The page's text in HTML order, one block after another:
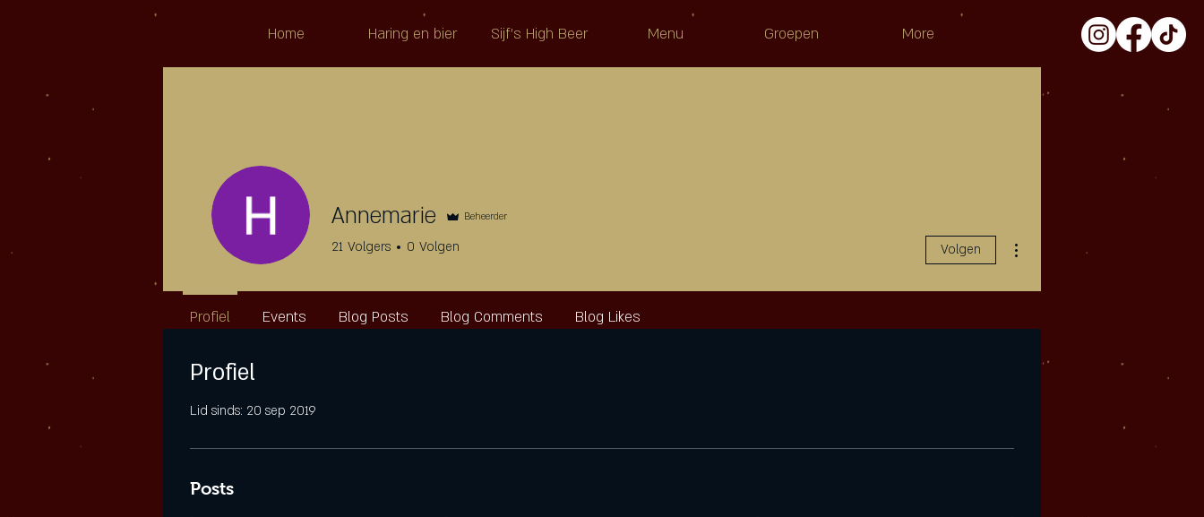
Home Haring en bier Sijf's High Beer Menu Groepen More
Profiel
Lid sinds: 20 sep 2019
Posts
Annemarie Beheerder
21 Volgers 0 Volgen Volgen
Profiel Events Blog Posts Blog Comments Blog Likes